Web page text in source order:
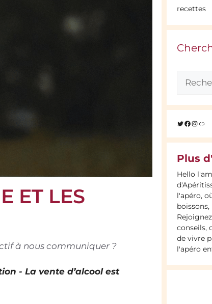
ET LES
à nous communiquer ?
- La vente d’alcool est
recettes
TwitterLien
Plus
Hello
l'apéro,
conseils,
de vivre
l'apéro